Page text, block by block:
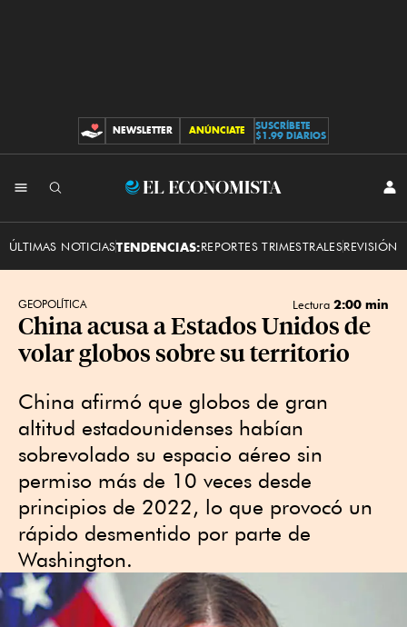
CONTRIBUCIONES
NEWSLETTER ANÚNCIATE
SUSCRÍBETE
$1.99 DIARIOS
El
ÚLTIMAS NOTICIASTENDENCIAS:REPORTES TRIMESTRALESREVISIÓN
GEOPOLÍTICA Lectura 2:00 min
China acusa a Estados Unidos de
volar globos sobre su territorio
China afirmó que globos de gran
altitud estadounidenses habían
sobrevolado su espacio aéreo sin
permiso más de 10 veces desde
principios de 2022, lo que provocó un
rápido desmentido por parte de
Washington.